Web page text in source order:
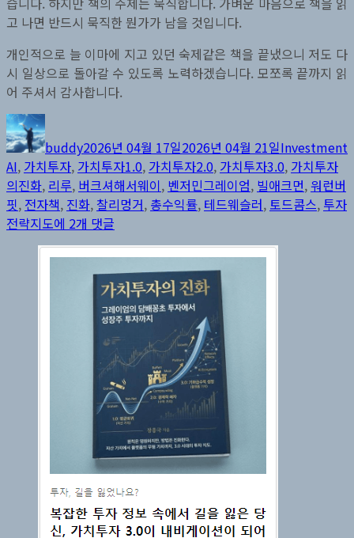
고 나면 반드시 묵직한 뭔가가 남을 것입니다.
개인적으로 늘 이마에 지고 있던 숙제같은 책을 끝냈으니 저도 다
시 일상으로 돌아갈 수 있도록 노력하겠습니다. 모쪼록 끝까지 읽
어 주셔서 감사합니다.
글
쓴
이
buddy성
일
자
2026년 04월 17일2026년 04월 21일테
고
리
Investment
AI, 가치투자, 가치투자1.0, 가치투자2.0, 가치투자3.0, 가치투자
의진화, 리루, 버크셔해서웨이, 벤저민그레이엄, 빌애크먼, 워런버
핏, 전자책, 진화, 찰리멍거, 총수익률, 테드웨슬러, 토드콤스, 투자
전략지도전
자
책
다
에 2개 댓글